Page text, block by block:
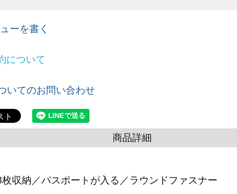
ーを書く
について
いてのお問い合わせ
商品詳細
枚収納／パスポートが入る／ラウンドファスナー